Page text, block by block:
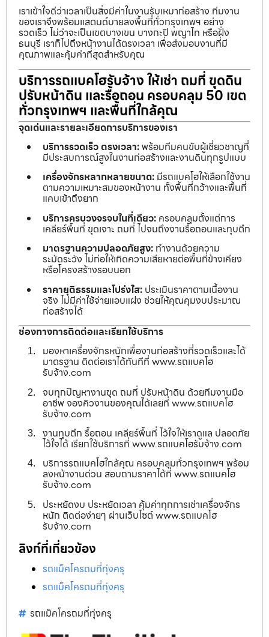
เราเข้าใจดีว่าเวลาเป็นสิ่งมีค่าในงานรับเหมาก่อสร้าง ทีมงาน
ของเราจึงพร้อมแสตนด์บายลงพื้นที่ทั่วกรุงเทพฯ อย่าง
รวดเร็ว ไม่ว่าจะเป็นเขตบางเขน บางกะปิ พญาไท หรือฝั่ง
ธนบุรี เราก็ไปถึงหน้างานได้ตรงเวลา เพื่อส่งมอบงานที่มี
คุณภาพและคุ้มค่าที่สุดสำหรับคุณ
บริการรถแบคโฮรับจ้าง ให้เช่า ถมที่ ขุดดิน
ปรับหน้าดิน และรื้อถอน ครอบคลุม 50 เขต
ทั่วกรุงเทพฯ และพื้นที่ใกล้คุณ
จุดเด่นและรายละเอียดการบริการของเรา
บริการรวดเร็ว ตรงเวลา:พร้อมทีมคนขับผู้เชี่ยวชาญที่
มีประสบการณ์สูงในงานก่อสร้างและงานดินทุกรูปแบบ
เครื่องจักรหลากหลายขนาด: มีรถแบคโฮให้เลือกใช้งาน
ตามความเหมาะสมของหน้างาน ทั้งพื้นที่กว้างและพื้นที่
แคบเข้าถึงยาก
บริการครบวงจรจบในที่เดียว: ครอบคลุมตั้งแต่การ
เคลียร์พื้นที่ ขุดเจาะ ถมที่ ไปจนถึงงานรื้อถอนและทุบตึก
มาตรฐานความปลอดภัยสูง: ทำงานด้วยความ
ระมัดระวัง ไม่ก่อให้เกิดความเสียหายต่อพื้นที่ข้างเคียง
หรือโครงสร้างรอบนอก
ราคายุติธรรมและโปร่งใส: ประเมินราคาตามเนื้องาน
จริง ไม่มีค่าใช้จ่ายแอบแฝง ช่วยให้คุณคุมงบประมาณ
ก่อสร้างได้
ช่องทางการติดต่อและเรียกใช้บริการ
มองหาเครื่องจักรหนักเพื่องานก่อสร้างที่รวดเร็วและได้
มาตรฐาน ติดต่อเราได้ทันทีที่ www.รถแบคโฮ
รับจ้าง.com
จบทุกปัญหางานขุด ถมที่ ปรับหน้าดิน ด้วยทีมงานมือ
อาชีพ จองคิวงานของคุณได้เลยที่ www.รถแบคโฮ
รับจ้าง.com
งานทุบตึก รื้อถอน เคลียร์พื้นที่ ไว้ใจให้เราดูแล ปลอดภัย
ไว้ใจได้ เรียกใช้บริการที่ www.รถแบคโฮรับจ้าง.com
บริการรถแบคโฮใกล้คุณ ครอบคลุมทั่วกรุงเทพฯ พร้อม
ลงหน้างานด่วน สอบถามราคาได้ที่ www.รถแบคโฮ
รับจ้าง.com
ประหยัดงบ ประหยัดเวลา คุ้มค่าทุกการเช่าเครื่องจักร
หนัก ติดต่อง่ายๆ ผ่านเว็บไซต์ www.รถแบคโฮ
รับจ้าง.com
ลิงก์ที่เกี่ยวข้อง
รถแม็คโครถมที่ทุ่งครุ
รถแม็คโครถมที่ทุ่งครุ
รถแม็คโครถมที่ทุ่งครุ